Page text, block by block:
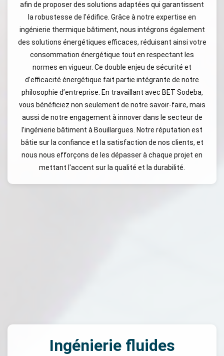
afin de proposer des solutions adaptées qui garantissent
la robustesse de l'édifice. Grâce à notre expertise en
ingénierie thermique bâtiment, nous intégrons également
des solutions énergétiques efficaces, réduisant ainsi votre
consommation énergétique tout en respectant les
normes en vigueur. Ce double enjeu de sécurité et
d’efficacité énergétique fait partie intégrante de notre
philosophie d’entreprise. En travaillant avec BET Sodeba,
vous bénéficiez non seulement de notre savoir-faire, mais
aussi de notre engagement à innover dans le secteur de
l’ingénierie bâtiment à Bouillargues. Notre réputation est
bâtie sur la confiance et la satisfaction de nos clients, et
nous nous efforçons de les dépasser à chaque projet en
mettant l'accent sur la qualité et la durabilité.
Ingénierie fluides